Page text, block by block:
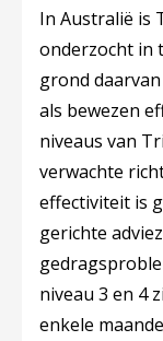
In Australië is
onderzocht in
grond
als bewezen
niveaus van
verwachte
effectiviteit is
gerichte
niveau 3 en 4
enkele